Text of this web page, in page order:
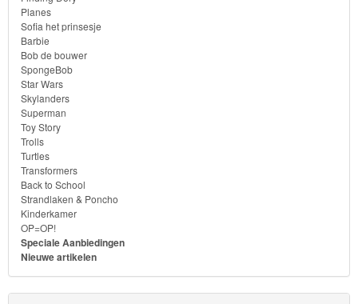
Planes
Sofia het prinsesje
Barbie
Bob de bouwer
SpongeBob
Star Wars
Skylanders
Superman
Toy Story
Trolls
Turtles
Transformers
Back to School
Strandlaken & Poncho
Kinderkamer
OP=OP!
Speciale Aanbiedingen
Nieuwe artikelen